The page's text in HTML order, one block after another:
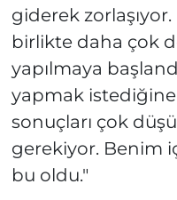
giderek
birlikte daha çok
yapılmaya
yapmak
sonuçları çok
gerekiyor. Benim
bu oldu."